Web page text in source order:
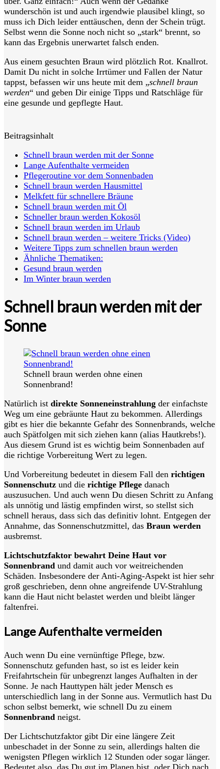
wunderschön ist und auch irgendwie plausibel klingt, so
muss ich Dich leider enttäuschen, denn der Schein trügt.
Selbst wenn die Sonne noch nicht so „stark“ brennt, so
kann das Ergebnis unerwartet falsch enden.
Aus einem gesuchten Braun wird plötzlich Rot. Knallrot.
Damit Du nicht in solche Irrtümer und Fallen der Natur
tappst, befassen wir uns heute mit dem „schnell braun
werden“ und geben Dir einige Tipps und Ratschläge für
eine gesunde und gepflegte Haut.
Beitragsinhalt
Schnell braun werden mit der Sonne
Lange Aufenthalte vermeiden
Pflegeroutine vor dem Sonnenbaden
Schnell braun werden Hausmittel
Melkfett für schnellere Bräune
Schnell braun werden mit Öl
Schneller braun werden Kokosöl
Schnell braun werden im Urlaub
Schnell braun werden – weitere Tricks (Video)
Weitere Tipps zum schnellen braun werden
Ähnliche Thematiken:
Gesund braun werden
Im Winter braun werden
Schnell braun werden mit der
Sonne
Schnell braun werden ohne einen
Sonnenbrand!
Natürlich ist direkte Sonneneinstrahlung der einfachste
Weg um eine gebräunte Haut zu bekommen. Allerdings
gibt es hier die bekannte Gefahr des Sonnenbrands, welche
auch Spätfolgen mit sich ziehen kann (alias Hautkrebs!).
Aus diesem Grund ist es wichtig beim Sonnenbaden auf
die richtige Vorbereitung Wert zu legen.
Und Vorbereitung bedeutet in diesem Fall den richtigen
Sonnenschutz und die richtige Pflege danach
auszusuchen. Und auch wenn Du diesen Schritt zu Anfang
als unnötig und lästig empfinden wirst, so stellst sich
schnell heraus, dass sich das definitiv lohnt. Entgegen der
Annahme, das Sonnenschutzmittel, das Braun werden
ausbremst.
Lichtschutzfaktor bewahrt Deine Haut vor
Sonnenbrand und damit auch vor weitreichenden
Schäden. Insbesondere der Anti-Aging-Aspekt ist hier sehr
groß geschrieben, denn ohne angreifende UV-Strahlung
kann die Haut nicht belastet werden und bleibt länger
faltenfrei.
Lange Aufenthalte vermeiden
Auch wenn Du eine vernünftige Pflege, bzw.
Sonnenschutz gefunden hast, so ist es leider kein
Freifahrtschein für unbegrenzt langes Aufhalten in der
Sonne. Je nach Hauttypen hält jeder Mensch es
unterschiedlich lang in der Sonne aus. Vermutlich hast Du
schon selbst bemerkt, wie schnell Du zu einem
Sonnenbrand neigst.
Der Lichtschutzfaktor gibt Dir eine längere Zeit
unbeschadet in der Sonne zu sein, allerdings halten die
wenigsten Pflegen wirklich 12 Stunden oder sogar länger.
Bedeutet also, das Du gut im Planen bist, oder Dich nach